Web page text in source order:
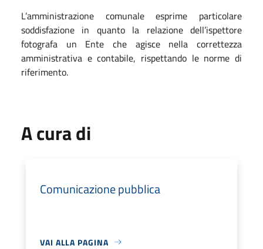
L’amministrazione comunale esprime particolare
soddisfazione in quanto la relazione dell’ispettore
fotografa un Ente che agisce nella correttezza
amministrativa e contabile, rispettando le norme di
riferimento.
A cura di
Comunicazione pubblica
VAI ALLA PAGINA